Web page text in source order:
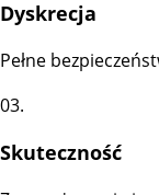
Dyskrecja
Pełne
03.
Skuteczność